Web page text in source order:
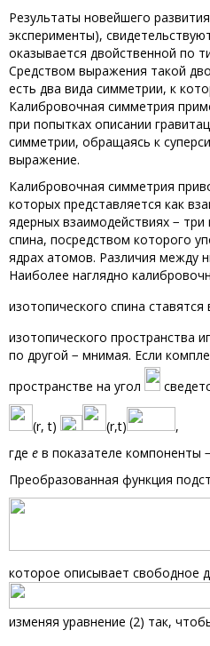
Результаты новейшего
эксперименты),
оказывается двойственной по
Средством выражения такой
есть два вида симметрии, к
Калибровочная симметрия
при попытках описании
симметрии, обращаясь к
выражение.
Калибровочная симметрия
которых представляется как
ядерных взаимодействиях −
спина, посредством которого
ядрах атомов. Различия между
Наиболее наглядно
изотопического спина
изотопического пространства
по другой − мнимая. Если
пространстве на угол
(r, t) (r,t)
,
где e в показателе компоненты
Преобразованная функция
которое описывает свободное
изменяя уравнение (2) так,